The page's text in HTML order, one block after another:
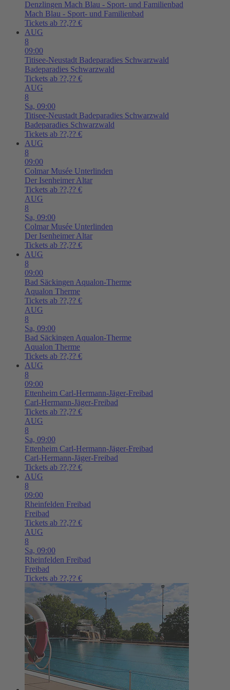
Denzlingen Mach Blau - Sport- und Familienbad
Mach Blau - Sport- und Familienbad
Tickets ab ??,?? €
AUG
8
09:00
Titisee-Neustadt Badeparadies Schwarzwald
Badeparadies Schwarzwald
Tickets ab ??,?? €
AUG
8
Sa, 09:00
Titisee-Neustadt Badeparadies Schwarzwald
Badeparadies Schwarzwald
Tickets ab ??,?? €
AUG
8
09:00
Colmar Musée Unterlinden
Der Isenheimer Altar
Tickets ab ??,?? €
AUG
8
Sa, 09:00
Colmar Musée Unterlinden
Der Isenheimer Altar
Tickets ab ??,?? €
AUG
8
09:00
Bad Säckingen Aqualon-Therme
Aqualon Therme
Tickets ab ??,?? €
AUG
8
Sa, 09:00
Bad Säckingen Aqualon-Therme
Aqualon Therme
Tickets ab ??,?? €
AUG
8
09:00
Ettenheim Carl-Hermann-Jäger-Freibad
Carl-Hermann-Jäger-Freibad
Tickets ab ??,?? €
AUG
8
Sa, 09:00
Ettenheim Carl-Hermann-Jäger-Freibad
Carl-Hermann-Jäger-Freibad
Tickets ab ??,?? €
AUG
8
09:00
Rheinfelden Freibad
Freibad
Tickets ab ??,?? €
AUG
8
Sa, 09:00
Rheinfelden Freibad
Freibad
Tickets ab ??,?? €